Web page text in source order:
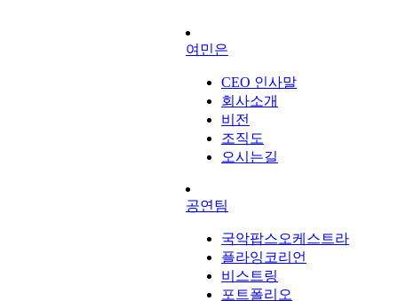
여민은
CEO 인사말
회사소개
비전
조직도
오시는길
공연팀
국악팝스오케스트라
플라잉코리언
비스트링
포트폴리오